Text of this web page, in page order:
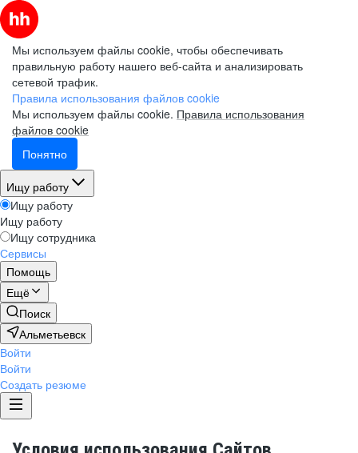
Мы используем файлы cookie, чтобы обеспечивать
правильную работу нашего веб-сайта и анализировать
сетевой трафик.
Правила использования файлов cookie
Мы используем файлы cookie. Правила использования
файлов cookie
Понятно
Ищу работу
Ищу работу
Ищу работу
Ищу сотрудника
Сервисы
Помощь
Ещё
Поиск
Альметьевск
Войти
Войти
Создать резюме